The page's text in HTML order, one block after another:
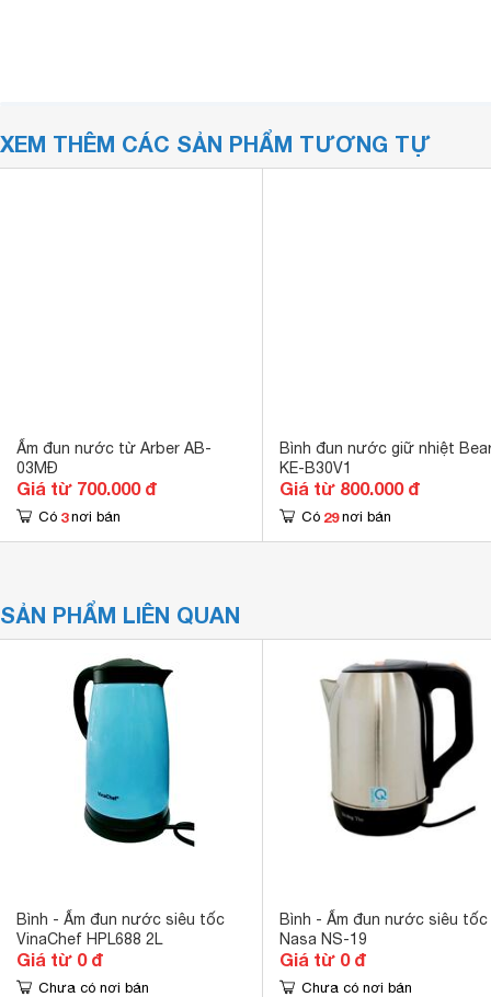
XEM THÊM CÁC SẢN PHẨM TƯƠNG TỰ
Ấm đun nước từ Arber AB-
03MĐ
Giá từ 700.000 đ
Có 3 nơi bán
Bình đun nước giữ nhiệt
KE-B30V1
Giá từ 800.000 đ
Có 29 nơi bán
SẢN PHẨM LIÊN QUAN
Bình - Ấm đun nước siêu tốc
VinaChef HPL688 2L
Giá từ 0 đ
Chưa có nơi bán
Bình - Ấm đun nước siêu tốc
Nasa NS-19
Giá từ 0 đ
Chưa có nơi bán